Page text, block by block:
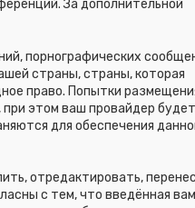
За дополнительной
порнографических
страны, страны, которая
право. Попытки
этом ваш провайдер будет
для обеспечения
отредактировать,
с тем, что введённая